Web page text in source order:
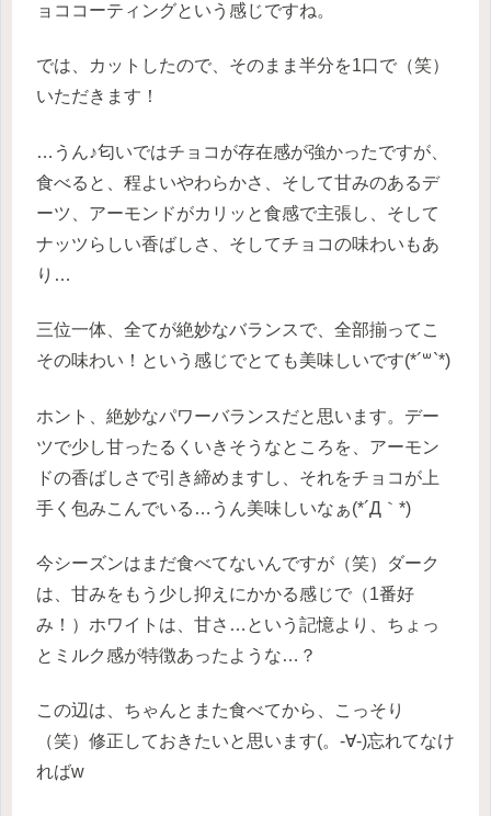
ョココーティングという感じですね。
では、カットしたので、そのまま半分を1口で（笑）
いただきます！
…うん♪匂いではチョコが存在感が強かったですが、
食べると、程よいやわらかさ、そして甘みのあるデ
ーツ、アーモンドがカリッと食感で主張し、そして
ナッツらしい香ばしさ、そしてチョコの味わいもあ
り…
三位一体、全てが絶妙なバランスで、全部揃ってこ
その味わい！という感じでとても美味しいです(*´꒳`*)
ホント、絶妙なパワーバランスだと思います。デー
ツで少し甘ったるくいきそうなところを、アーモン
ドの香ばしさで引き締めますし、それをチョコが上
手く包みこんでいる…うん美味しいなぁ(*´Д｀*)
今シーズンはまだ食べてないんですが（笑）ダーク
は、甘みをもう少し抑えにかかる感じで（1番好
み！）ホワイトは、甘さ…という記憶より、ちょっ
とミルク感が特徴あったような…？
この辺は、ちゃんとまた食べてから、こっそり
（笑）修正しておきたいと思います(。-∀-)忘れてなけ
ればw